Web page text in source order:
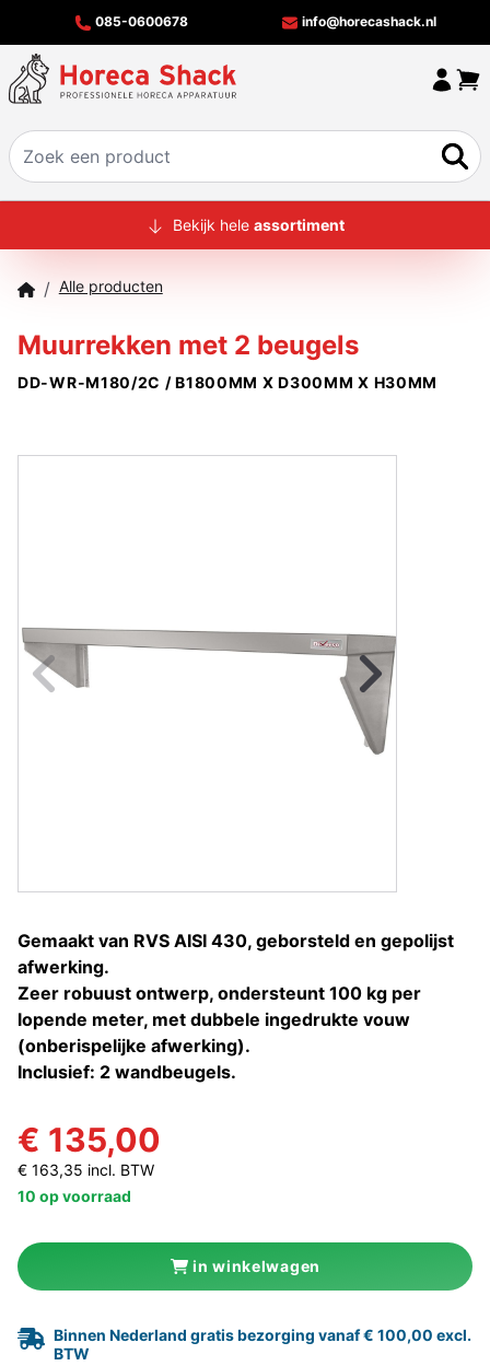
085-0600678 info@horecashack.nl
HOME
MERKEN
OFFERTECHECKER
Bekijk hele assortiment
/ Alle producten
Muurrekken met 2 beugels
DD-WR-M180/2C / B1800MM X D300MM X H30MM
Naar vorige
Gemaakt van RVS AISI 430, geborsteld en gepolijst
afwerking.
Zeer robuust ontwerp, ondersteunt 100 kg per
lopende meter, met dubbele ingedrukte vouw
(onberispelijke afwerking).
Inclusief: 2 wandbeugels.
€ 135,00
€ 163,35 incl. BTW
10 op voorraad
in winkelwagen
Binnen Nederland gratis bezorging vanaf € 100,00 excl.
BTW